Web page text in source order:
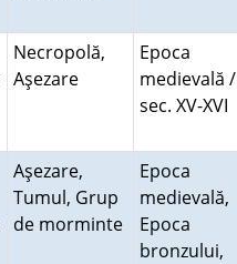
Necropolă,
Aşezare
Epoca
medievală /
sec. XV-XVI
Aşezare,
Tumul, Grup
de morminte
Epoca
medievală,
Epoca
bronzului,